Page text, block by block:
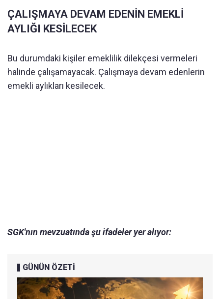
ÇALIŞMAYA DEVAM EDENİN EMEKLİ
AYLIĞI KESİLECEK
Bu durumdaki kişiler emeklilik dilekçesi vermeleri
halinde çalışamayacak. Çalışmaya devam edenlerin
emekli aylıkları kesilecek.
SGK'nın mevzuatında şu ifadeler yer alıyor:
GÜNÜN ÖZETİ